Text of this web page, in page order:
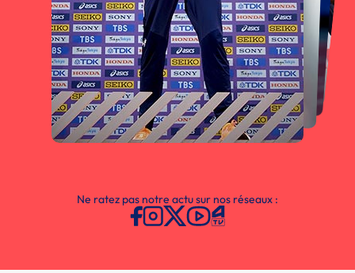
Ne ratez pas notre actu sur nos réseaux :